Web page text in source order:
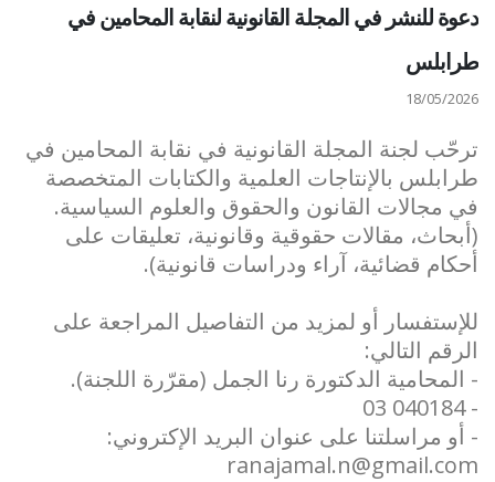
دعوة للنشر في المجلة القانونية لنقابة المحامين في
طرابلس
18/05/2026
ترحّب لجنة المجلة القانونية في نقابة المحامين في
طرابلس بالإنتاجات العلمية والكتابات المتخصصة
في مجالات القانون والحقوق والعلوم السياسية.
(أبحاث، مقالات حقوقية وقانونية، تعليقات على
أحكام قضائية، آراء ودراسات قانونية).
للإستفسار أو لمزيد من التفاصيل المراجعة على
الرقم التالي:
- المحامية الدكتورة رنا الجمل (مقرّرة اللجنة).
- 040184 03
- أو مراسلتنا على عنوان البريد الإكتروني:
ranajamal.n@gmail.com